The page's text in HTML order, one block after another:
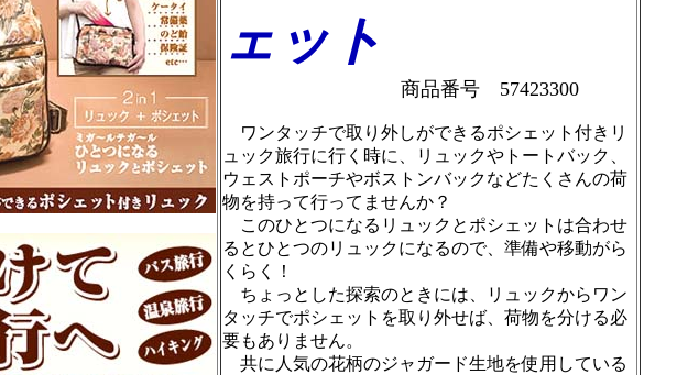
ェット
商品番号 57423300
ワンタッチで取り外しができるポシェット付きリ
ュック旅行に行く時に、リュックやトートバック、
ウェストポーチやボストンバックなどたくさんの荷
物を持って行ってませんか？
このひとつになるリュックとポシェットは合わせ
るとひとつのリュックになるので、準備や移動がら
くらく！
ちょっとした探索のときには、リュックからワン
タッチでポシェットを取り外せば、荷物を分ける必
要もありません。
共に人気の花柄のジャガード生地を使用している